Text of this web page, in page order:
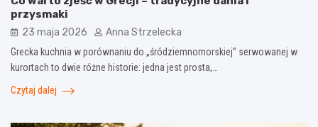
przysmaki
23 maja 2026 Anna Strzelecka
Grecka kuchnia w porównaniu do „śródziemnomorskiej” serwowanej w
kurortach to dwie różne historie: jedna jest prosta,…
Czytaj dalej